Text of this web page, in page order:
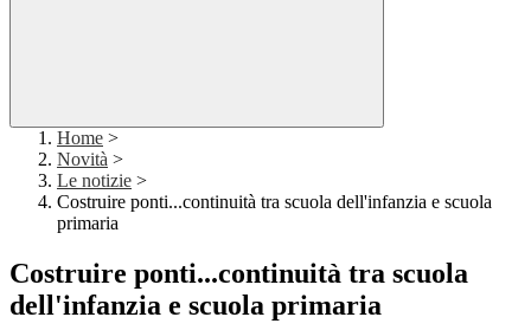
Home >
Novità >
Le notizie >
Costruire ponti...continuità tra scuola dell'infanzia e scuola
primaria
Costruire ponti...continuità tra scuola
dell'infanzia e scuola primaria